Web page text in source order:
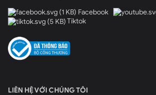
Facebook
Tiktok
LIÊN HỆ VỚI CHÚNG TÔI